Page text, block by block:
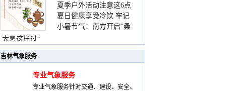
大暑这样过：
温小贴士
夏季户外活动注意这6点
防暑健身两不误
夏日健康享受冷饮 牢记
“两注意一控制”
小暑节气：南方开启“桑
季
吉林气象服务
专业气象服务
专业气象服务针对交通、建设、安全、